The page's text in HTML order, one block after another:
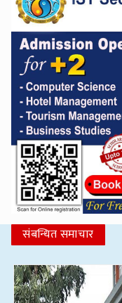
संबन्धित समाचार